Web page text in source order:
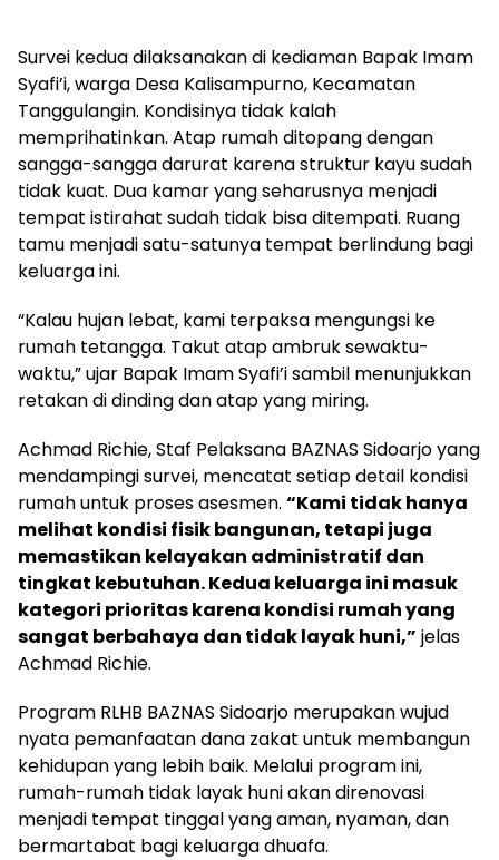
Survei kedua dilaksanakan di kediaman Bapak Imam
Syafi’i, warga Desa Kalisampurno, Kecamatan
Tanggulangin. Kondisinya tidak kalah
memprihatinkan. Atap rumah ditopang dengan
sangga-sangga darurat karena struktur kayu sudah
tidak kuat. Dua kamar yang seharusnya menjadi
tempat istirahat sudah tidak bisa ditempati. Ruang
tamu menjadi satu-satunya tempat berlindung bagi
keluarga ini.
“Kalau hujan lebat, kami terpaksa mengungsi ke
rumah tetangga. Takut atap ambruk sewaktu-
waktu,” ujar Bapak Imam Syafi’i sambil menunjukkan
retakan di dinding dan atap yang miring.
Achmad Richie, Staf Pelaksana BAZNAS Sidoarjo yang
mendampingi survei, mencatat setiap detail kondisi
rumah untuk proses asesmen. “Kami tidak hanya
melihat kondisi fisik bangunan, tetapi juga
memastikan kelayakan administratif dan
tingkat kebutuhan. Kedua keluarga ini masuk
kategori prioritas karena kondisi rumah yang
sangat berbahaya dan tidak layak huni,” jelas
Achmad Richie.
Program RLHB BAZNAS Sidoarjo merupakan wujud
nyata pemanfaatan dana zakat untuk membangun
kehidupan yang lebih baik. Melalui program ini,
rumah-rumah tidak layak huni akan direnovasi
menjadi tempat tinggal yang aman, nyaman, dan
bermartabat bagi keluarga dhuafa.